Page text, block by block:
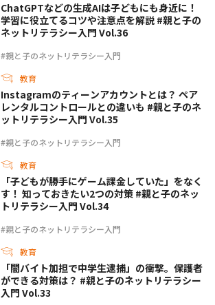
#親と子のネットリテラシー入門
ChatGPTなどの生成AIは子どもにも身近に！
学習に役立てるコツや注意点を解説 #親と子の
ネットリテラシー入門 Vol.36
教育
#親と子のネットリテラシー入門
Instagramのティーンアカウントとは？ ペア
レンタルコントロールとの違いも #親と子のネ
ットリテラシー入門 Vol.35
教育
#親と子のネットリテラシー入門
「子どもが勝手にゲーム課金していた」をなく
す！ 知っておきたい2つの対策 #親と子のネッ
トリテラシー入門 Vol.34
教育
「闇バイト加担で中学生逮捕」の衝撃。保護者
ができる対策は？ #親と子のネットリテラシー
入門 Vol.33